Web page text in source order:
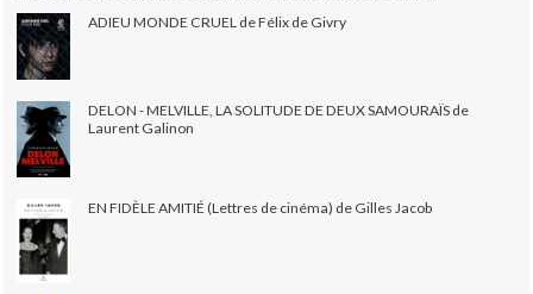
ADIEU MONDE CRUEL de Félix de Givry
DELON - MELVILLE, LA SOLITUDE DE DEUX SAMOURAÏS de
Laurent Galinon
EN FIDÈLE AMITIÉ (Lettres de cinéma) de Gilles Jacob